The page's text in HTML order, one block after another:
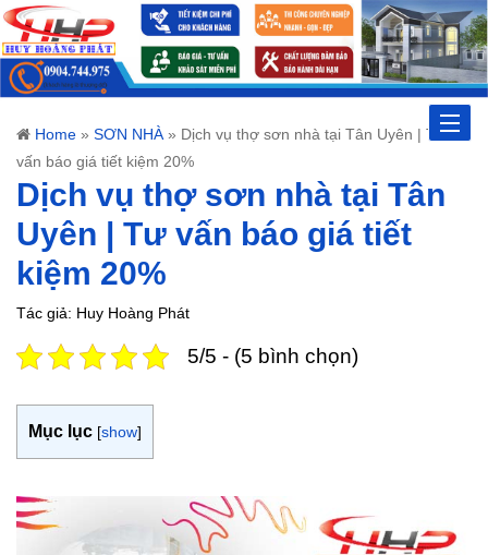
Toggle
Home » SƠN NHÀ» Dịch vụ thợ sơn nhà tại Tân Uyên | Tư
vấn báo giá tiết kiệm 20%
Dịch vụ thợ sơn nhà tại Tân
Uyên | Tư vấn báo giá tiết
kiệm 20%
Tác giả: Huy Hoàng Phát
5/5 - (5 bình chọn)
Mục lục [show]